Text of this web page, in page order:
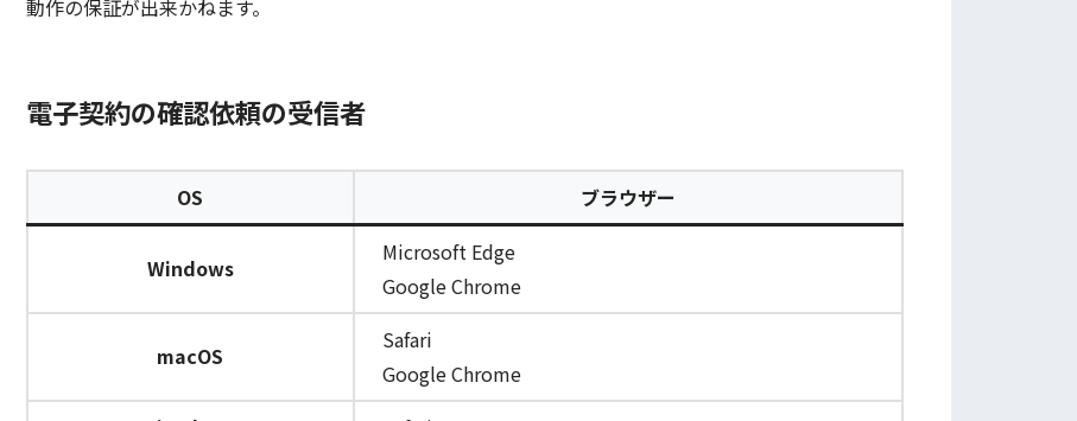
動作の保証が出来かねます。
電子契約の確認依頼の受信者
OS ブラウザー
Windows
Microsoft Edge
Google Chrome
macOS
Safari
Google Chrome